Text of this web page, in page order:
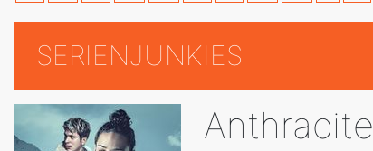
SERIENJUNKIES
Anthracite